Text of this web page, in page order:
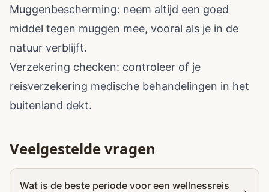
Muggenbescherming: neem altijd een goed
middel tegen muggen mee, vooral als je in de
natuur verblijft.
Verzekering checken: controleer of je
reisverzekering medische behandelingen in het
buitenland dekt.
Veelgestelde vragen
Wat is de beste periode voor een wellnessreis